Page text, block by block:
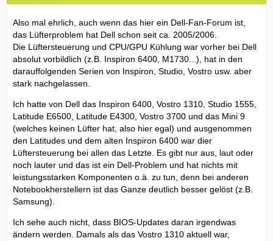
Also mal ehrlich, auch wenn das hier ein Dell-Fan-Forum ist,
das Lüfterproblem hat Dell schon seit ca. 2005/2006.
Die Lüftersteuerung und CPU/GPU Kühlung war vorher bei Dell
absolut vorbildlich (z.B. Inspiron 6400, M1730...), hat in den
darauffolgenden Serien von Inspiron, Studio, Vostro usw. aber
stark nachgelassen.
Ich hatte von Dell das Inspiron 6400, Vostro 1310, Studio 1555,
Latitude E6500, Latitude E4300, Vostro 3700 und das Mini 9
(welches keinen Lüfter hat, also hier egal) und ausgenommen
den Latitudes und dem alten Inspiron 6400 war dier
Lüftersteuerung bei allen das Letzte. Es gibt nur aus, laut oder
noch lauter und das ist ein Dell-Problem und hat nichts mit
leistungsstarken Komponenten o.ä. zu tun, denn bei anderen
Notebookherstellern ist das Ganze deutlich besser gelöst (z.B.
Samsung).
Ich sehe auch nicht, dass BIOS-Updates daran irgendwas
ändern werden. Damals als das Vostro 1310 aktuell war,